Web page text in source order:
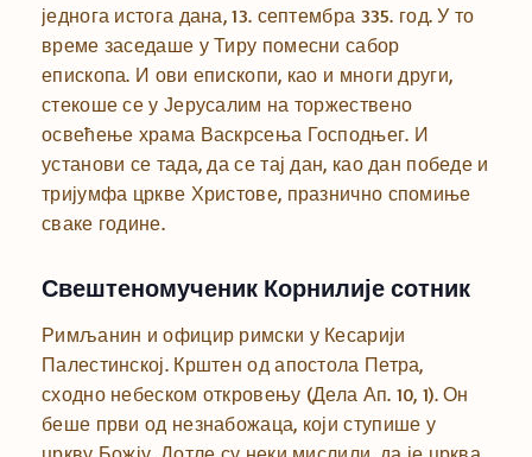
једнога истога дана, 13. септембра 335. год. У то
време заседаше у Тиру помесни сабор
епископа. И ови епископи, као и многи други,
стекоше се у Јерусалим на торжествено
освећење храма Васкрсења Господњег. И
установи се тада, да се тај дан, као дан победе и
тријумфа цркве Христове, празнично спомиње
сваке године.
Свештеномученик Корнилије сотник
Римљанин и официр римски у Кесарији
Палестинској. Крштен од апостола Петра,
сходно небеском откровењу (Дела Ап. 10, 1). Он
беше први од незнабожаца, који ступише у